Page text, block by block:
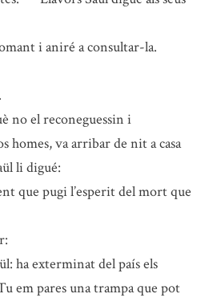
i aniré a consultar-la.
no el reconeguessin i
homes, va arribar de nit a casa
li digué:
que pugi l’esperit del mort que
ha exterminat del país els
em pares una trampa que pot